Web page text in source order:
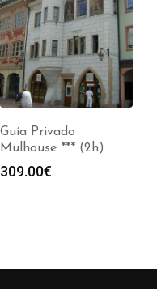
Guía Privado
Mulhouse *** (2h)
309.00€